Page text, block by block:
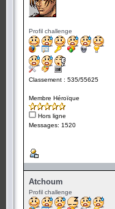
Profil challenge
Classement : 535/55625
Membre Héroïque
Hors ligne
Messages: 1520
Atchoum
Profil challenge